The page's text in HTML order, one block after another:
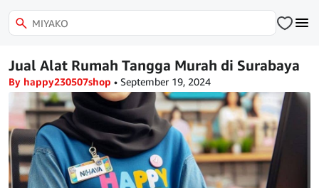
Jual Alat Rumah Tangga Murah di Surabaya
By happy230507shop • September 19, 2024